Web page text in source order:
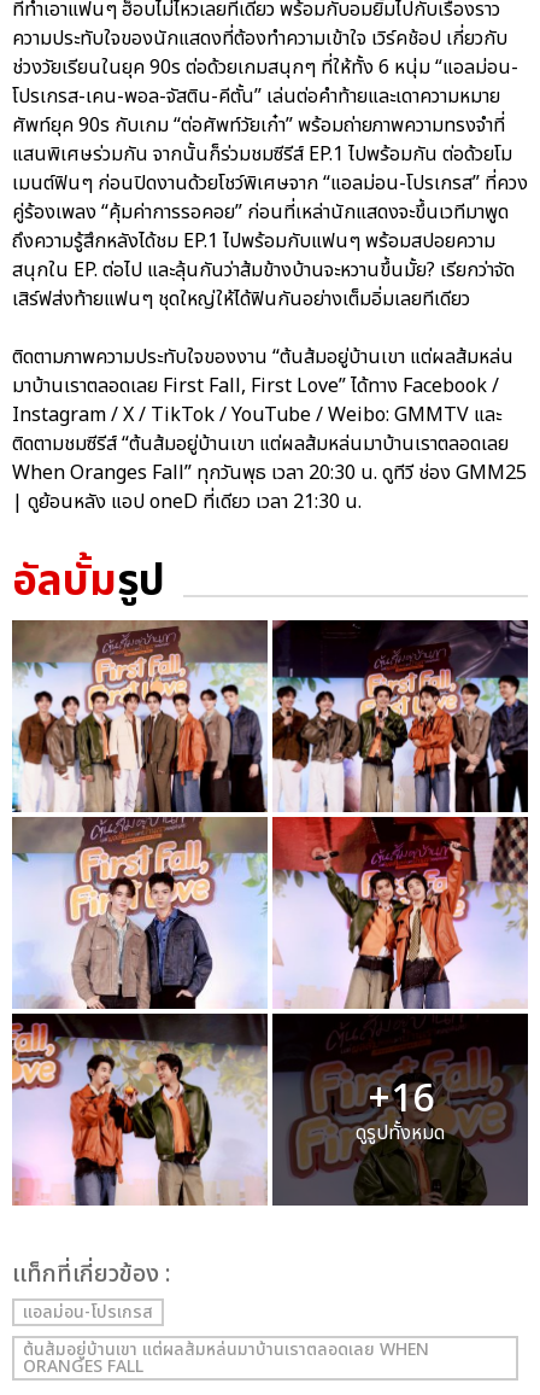
ที่ทำเอาแฟนๆ ฮ็อบไม่ไหวเลยทีเดียว พร้อมกับอมยิ้มไปกับเรื่องราว
ความประทับใจของนักแสดงที่ต้องทำความเข้าใจ เวิร์คช้อป เกี่ยวกับ
ช่วงวัยเรียนในยุค 90s ต่อด้วยเกมสนุกๆ ที่ให้ทั้ง 6 หนุ่ม “แอลม่อน-
โปรเกรส-เคน-พอล-จัสติน-คีตั้น” เล่นต่อคำท้ายและเดาความหมาย
ศัพท์ยุค 90s กับเกม “ต่อศัพท์วัยเก๋า” พร้อมถ่ายภาพความทรงจำที่
แสนพิเศษร่วมกัน จากนั้นก็ร่วมชมซีรีส์ EP.1 ไปพร้อมกัน ต่อด้วยโม
เมนต์ฟินๆ ก่อนปิดงานด้วยโชว์พิเศษจาก “แอลม่อน-โปรเกรส” ที่ควง
คู่ร้องเพลง “คุ้มค่าการรอคอย” ก่อนที่เหล่านักแสดงจะขึ้นเวทีมาพูด
ถึงความรู้สึกหลังได้ชม EP.1 ไปพร้อมกับแฟนๆ พร้อมสปอยความ
สนุกใน EP. ต่อไป และลุ้นกันว่าส้มข้างบ้านจะหวานขึ้นมั้ย? เรียกว่าจัด
เสิร์ฟส่งท้ายแฟนๆ ชุดใหญ่ให้ได้ฟินกันอย่างเต็มอิ่มเลยทีเดียว
ติดตามภาพความประทับใจของงาน “ต้นส้มอยู่บ้านเขา แต่ผลส้มหล่น
มาบ้านเราตลอดเลย First Fall, First Love” ได้ทาง Facebook /
Instagram / X / TikTok / YouTube / Weibo: GMMTV และ
ติดตามชมซีรีส์ “ต้นส้มอยู่บ้านเขา แต่ผลส้มหล่นมาบ้านเราตลอดเลย
When Oranges Fall” ทุกวันพุธ เวลา 20:30 น. ดูทีวี ช่อง GMM25
| ดูย้อนหลัง แอป oneD ที่เดียว เวลา 21:30 น.
อัลบั้มรูป
+16
ดูรูปทั้งหมด
เเท็กที่เกี่ยวข้อง :
แอลม่อน-โปรเกรส
ต้นส้มอยู่บ้านเขา แต่ผลส้มหล่นมาบ้านเราตลอดเลย WHEN
ORANGES FALL